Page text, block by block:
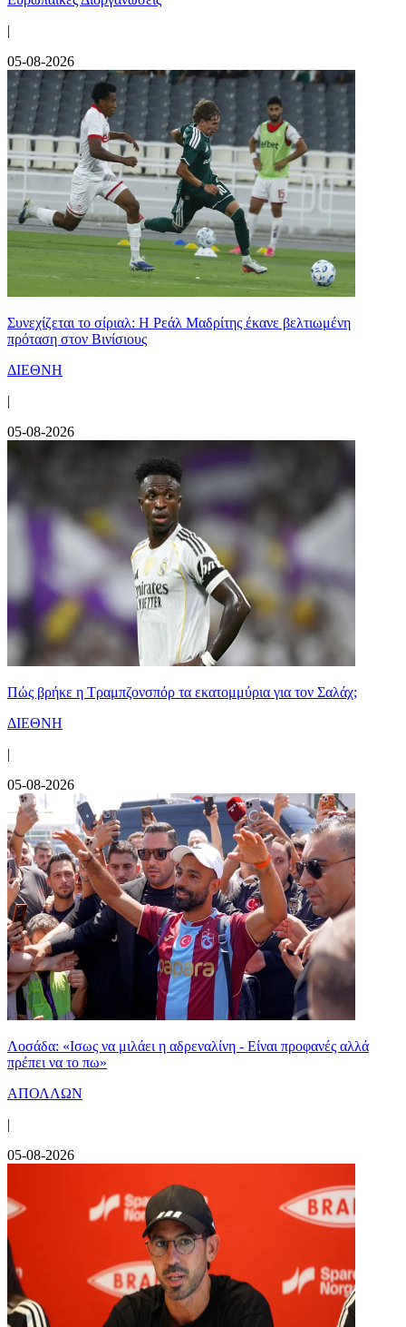
|
05-08-2026
Συνεχίζεται το σίριαλ: Η Ρεάλ Μαδρίτης έκανε βελτιωμένη
πρόταση στον Βινίσιους
ΔΙΕΘΝΗ
|
05-08-2026
Πώς βρήκε η Τραμπζονσπόρ τα εκατομμύρια για τον Σαλάχ;
ΔΙΕΘΝΗ
|
05-08-2026
Λοσάδα: «Ισως να μιλάει η αδρεναλίνη - Είναι προφανές αλλά
πρέπει να το πω»
ΑΠΟΛΛΩΝ
|
05-08-2026